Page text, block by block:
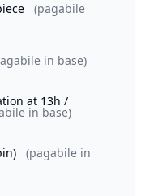
(pagabile
in base)
at 13h /
in base)
(pagabile in